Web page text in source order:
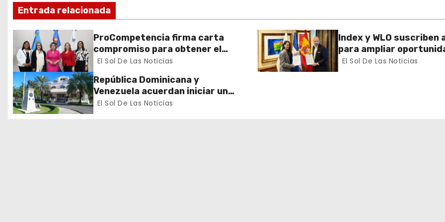
i
ó
n
d
e
e
Entrada relacionada
ProCompetencia firma carta
compromiso para obtener el
Sello Igualando RD para el Sector
El Sol De Las Noticias
Index y WLO suscriben
para ampliar
formación de
El Sol De Las Noticias
República Dominicana y
Venezuela acuerdan iniciar un
proceso de normalización
El Sol De Las Noticias